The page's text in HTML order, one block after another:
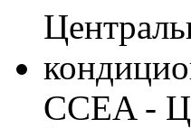
CCEA -